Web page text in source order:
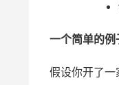
一个简单的例
假设你开了一